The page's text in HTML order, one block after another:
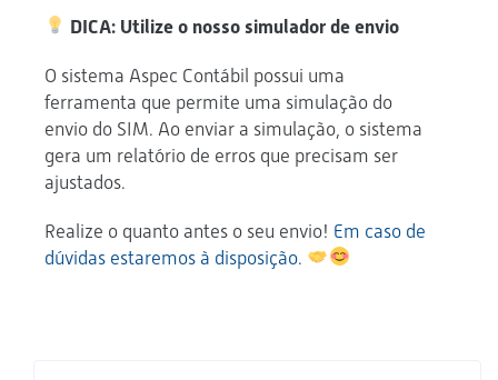
DICA: Utilize o nosso simulador de envio
O sistema Aspec Contábil possui uma
ferramenta que permite uma simulação do
envio do SIM. Ao enviar a simulação, o sistema
gera um relatório de erros que precisam ser
ajustados.
Realize o quanto antes o seu envio! Em caso de
dúvidas estaremos à disposição.